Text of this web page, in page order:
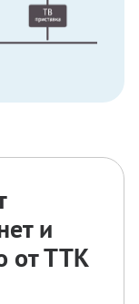
и
от ТТК